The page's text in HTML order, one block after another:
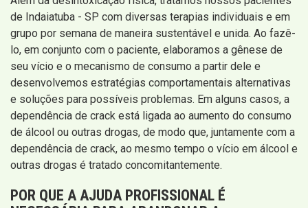
de Indaiatuba - SP com diversas terapias individuais e em
grupo por semana de maneira sustentável e unida. Ao fazê-
lo, em conjunto com o paciente, elaboramos a gênese de
seu vício e o mecanismo de consumo a partir dele e
desenvolvemos estratégias comportamentais alternativas
e soluções para possíveis problemas. Em alguns casos, a
dependência de crack está ligada ao aumento do consumo
de álcool ou outras drogas, de modo que, juntamente com a
dependência de crack, ao mesmo tempo o vício em álcool e
outras drogas é tratado concomitantemente.
POR QUE A AJUDA PROFISSIONAL É